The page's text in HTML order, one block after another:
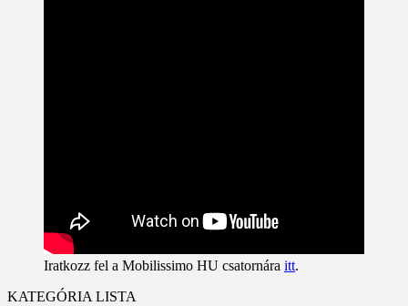
Iratkozz fel a Mobilissimo HU csatornára itt.
KATEGÓRIA LISTA